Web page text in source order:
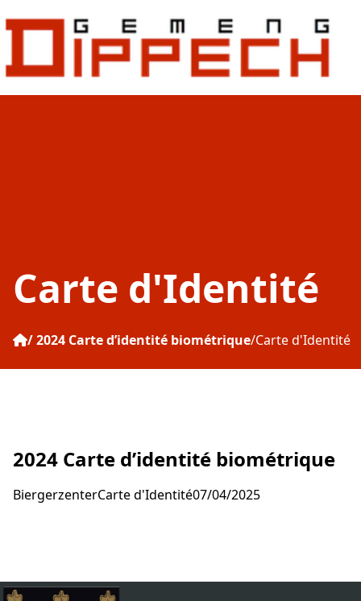
Carte d'Identité
2024 Carte d’identité biométrique Carte d'Identité
2024 Carte d’identité biométrique
BiergerzenterCarte d'Identité07/04/2025